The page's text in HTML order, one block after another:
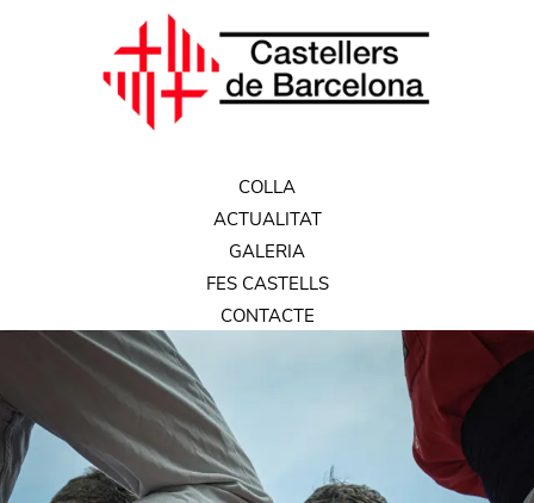
COLLA
ACTUALITAT
GALERIA
FES CASTELLS
CONTACTE